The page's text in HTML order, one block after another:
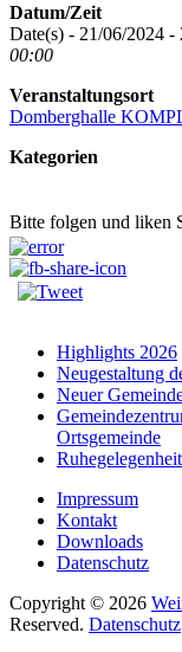
Datum/Zeit
Date(s) - 21/06/2024 -
00:00
Veranstaltungsort
Domberghalle
Kategorien
Bitte folgen und liken
Highlights 2026
Neugestaltung
Neuer
Ortsgemeinde
Impressum
Kontakt
Downloads
Datenschutz
Copyright © 2026
Reserved. Datenschutz